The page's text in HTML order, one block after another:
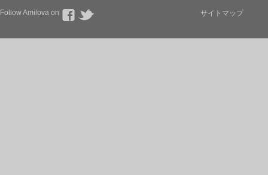
Follow Amilova on サイトマップ